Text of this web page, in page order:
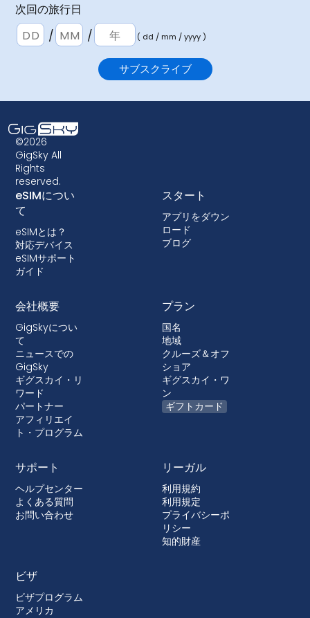
次回の旅行日
/
/ ( dd / mm / yyyy )
©2026
GigSky All
Rights
reserved.
eSIMについ
て
eSIMとは？
対応デバイス
eSIMサポート
ガイド
スタート
アプリをダウン
ロード
ブログ
会社概要
GigSkyについ
て
ニュースでの
GigSky
ギグスカイ・リ
ワード
パートナー
アフィリエイ
ト・プログラム
プラン
国名
地域
クルーズ＆オフ
ショア
ギグスカイ・ワ
ン
ギフトカード
サポート
ヘルプセンター
よくある質問
お問い合わせ
リーガル
利用規約
利用規定
プライバシーポ
リシー
知的財産
ビザ
ビザプログラム
アメリカ